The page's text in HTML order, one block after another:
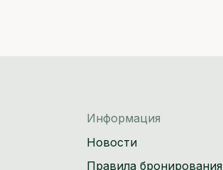
Информация
Новости
Правила бронирования